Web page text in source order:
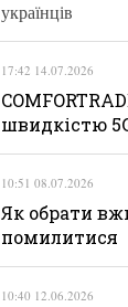
українців
17:42 14.07.2026
швидкістю
10:51 08.07.2026
Як обрати
помилитися
10:40 12.06.2026